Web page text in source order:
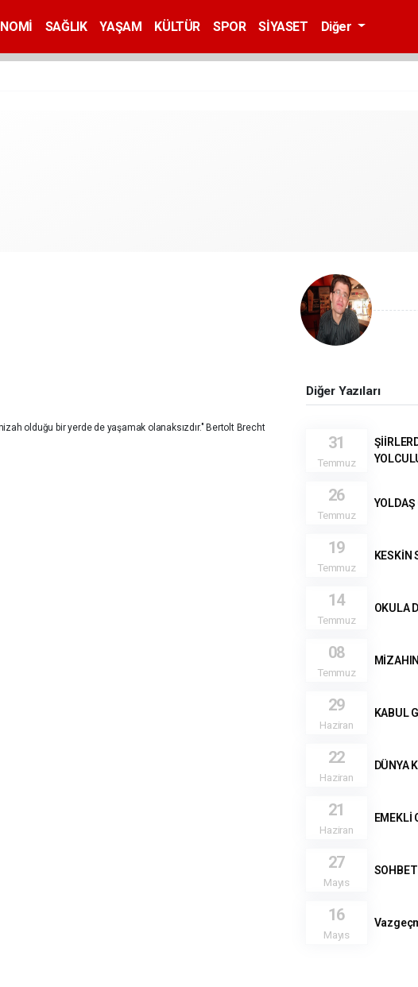
SAĞLIK YAŞAM KÜLTÜR SPOR SİYASET Diğer
olduğu bir yerde de yaşamak olanaksızdır." Bertolt Brecht
Diğer Yazıları
31
Temmuz
26
Temmuz
19
Temmuz
KESKİN
14
Temmuz
OKULA
08
Temmuz
29
Haziran
KABUL
22
Haziran
DÜNYA
21
Haziran
EMEKLİ
27
Mayıs
SOHBET
16
Mayıs